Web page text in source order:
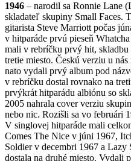
1946 – narodil sa Ronnie Lane
skladateľ skupiny Small Faces.
gitarista Steve Marriott počas
v hitparáde prvú pieseň
mali v rebríčku prvý hit, skladbu
tretie miesto. Českú verziu u
nato vydali prvý album pod
v rebríčku dostal rovnako na
prvýkrát hitparádu albiónu so
2005 nahrala cover verziu
nebo nic. Rozišli sa vo februári
V singlovej hitparáde mali
Comes The Nice v júni 1967,
Soldier v decembri 1967 a Lazy
dostala na druhé miesto. Vydali